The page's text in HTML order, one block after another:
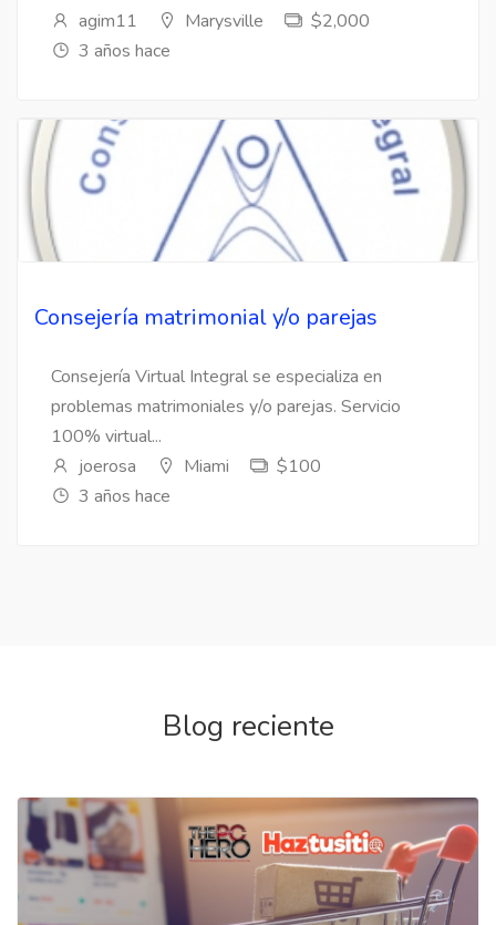
agim11
Marysville
$2,000
3 años hace
Consejería matrimonial y/o parejas
Consejería Virtual Integral se especializa en
problemas matrimoniales y/o parejas. Servicio
100% virtual...
joerosa
Miami
$100
3 años hace
Blog reciente